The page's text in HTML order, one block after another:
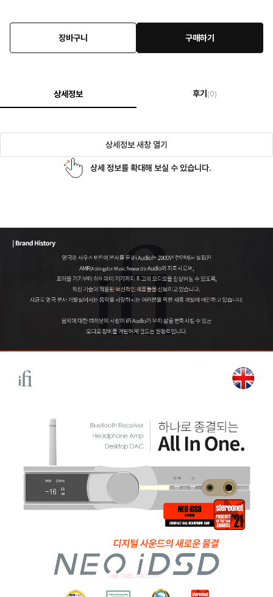
장바구니 구매하기
상세정보 후기 (0)
상세정보 새창 열기
상세 정보를 확대해 보실 수 있습니다.